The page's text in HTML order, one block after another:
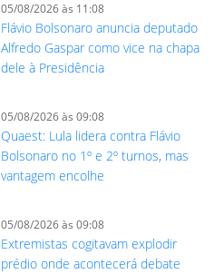
05/08/2026 às 11:08
Flávio Bolsonaro anuncia deputado
Alfredo Gaspar como vice na chapa
dele à Presidência
05/08/2026 às 09:08
Quaest: Lula lidera contra Flávio
Bolsonaro no 1º e 2º turnos, mas
vantagem encolhe
05/08/2026 às 09:08
Extremistas cogitavam explodir
prédio onde acontecerá debate